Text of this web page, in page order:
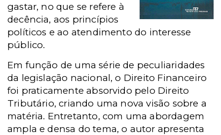
gastar, no que se refere à
decência, aos princípios
políticos e ao atendimento do interesse
público.
Em função de uma série de peculiaridades
da legislação nacional, o Direito Financeiro
foi praticamente absorvido pelo Direito
Tributário, criando uma nova visão sobre a
matéria. Entretanto, com uma abordagem
ampla e densa do tema, o autor apresenta